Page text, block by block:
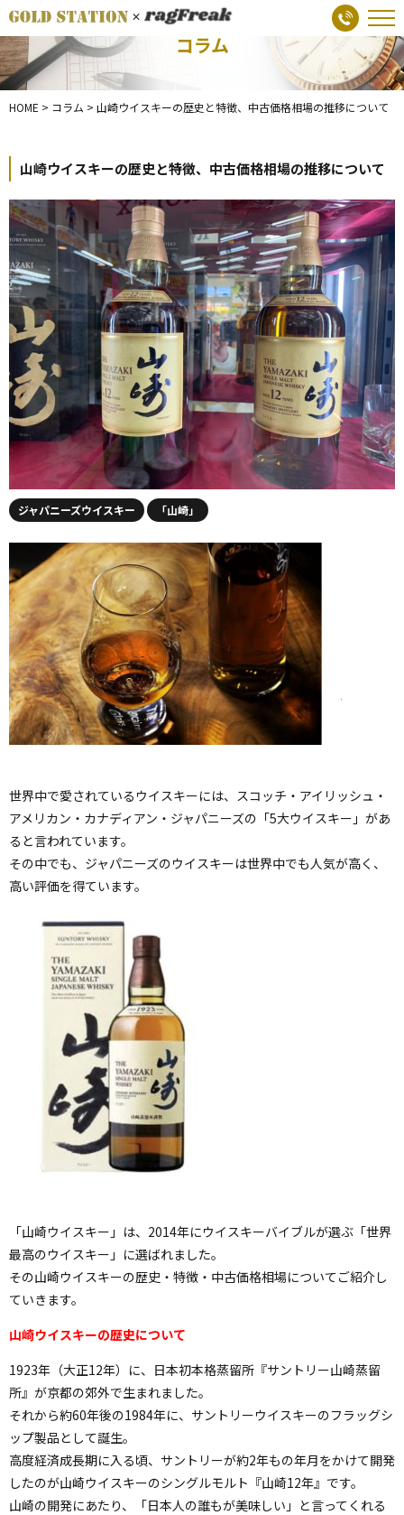
コラム
HOME > コラム > 山崎ウイスキーの歴史と特徴、中古価格相場の推移について
山崎ウイスキーの歴史と特徴、中古価格相場の推移について
ジャパニーズウイスキー 「山崎」
世界中で愛されているウイスキーには、スコッチ・アイリッシュ・
アメリカン・カナディアン・ジャパニーズの「5大ウイスキー」があ
ると言われています。
その中でも、ジャパニーズのウイスキーは世界中でも人気が高く、
高い評価を得ています。
「山崎ウイスキー」は、2014年にウイスキーバイブルが選ぶ「世界
最高のウイスキー」に選ばれました。
その山崎ウイスキーの歴史・特徴・中古価格相場についてご紹介し
ていきます。
山崎ウイスキーの歴史について
1923年（大正12年）に、日本初本格蒸留所『サントリー山崎蒸留
所』が京都の郊外で生まれました。
それから約60年後の1984年に、サントリーウイスキーのフラッグシ
ップ製品として誕生。
高度経済成長期に入る頃、サントリーが約2年もの年月をかけて開発
したのが山崎ウイスキーのシングルモルト『山崎12年』です。
山崎の開発にあたり、「日本人の誰もが美味しい」と言ってくれる